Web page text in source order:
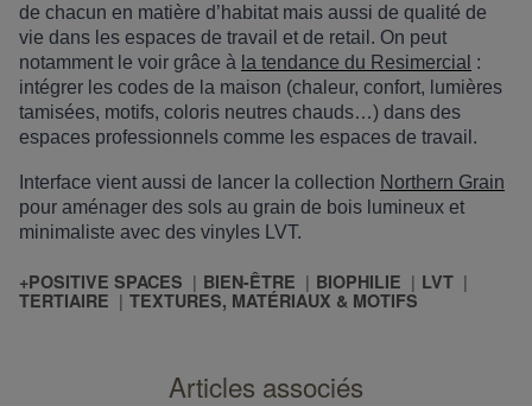
de chacun en matière d’habitat mais aussi de qualité de
vie dans les espaces de travail et de retail. On peut
notamment le voir grâce à la tendance du Resimercial :
intégrer les codes de la maison (chaleur, confort, lumières
tamisées, motifs, coloris neutres chauds…) dans des
espaces professionnels comme les espaces de travail.
Interface vient aussi de lancer la collection Northern Grain
pour aménager des sols au grain de bois lumineux et
minimaliste avec des vinyles LVT.
+POSITIVE SPACES BIEN-ÊTRE BIOPHILIE
LVT
TERTIAIRE
TEXTURES, MATÉRIAUX & MOTIFS
Articles associés